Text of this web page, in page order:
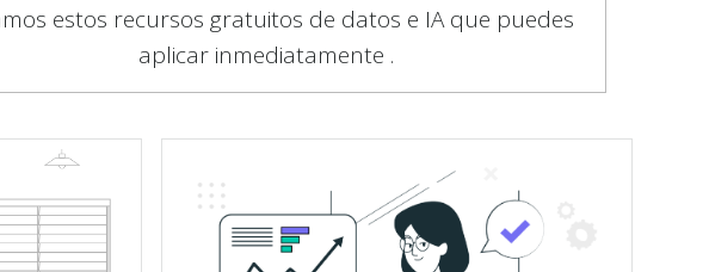
estos recursos gratuitos de datos e IA que puedes
aplicar inmediatamente .